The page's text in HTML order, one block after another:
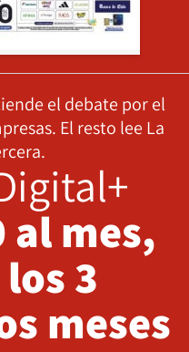
el debate por el
El resto lee La
al mes,
3
meses